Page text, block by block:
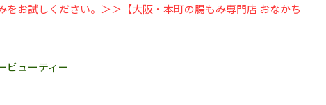
お試しください。＞＞【大阪・本町の腸もみ専門店 おなかち
ビューティー